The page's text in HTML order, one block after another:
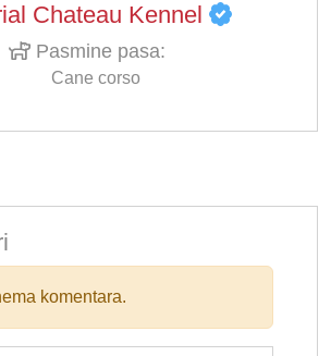
Chateau Kennel
Pasmine pasa:
Cane corso
komentara.